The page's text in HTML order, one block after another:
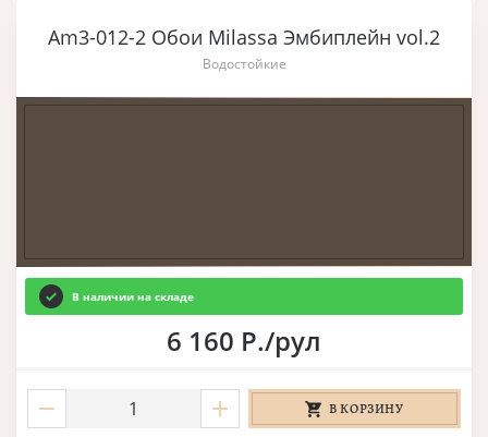
Am3-012-2 Обои Milassa Эмбиплейн vol.2
Водостойкие
В наличии на складе
6 160 Р./рул
В КОРЗИНУ